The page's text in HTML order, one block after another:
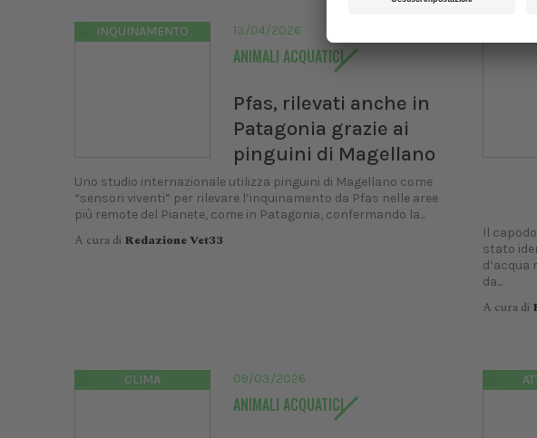
INQUINAMENTO 13/04/2026
ANIMALI ACQUATICI
Pfas, rilevati anche in
Patagonia grazie ai
pinguini di Magellano
Uno studio internazionale utilizza pinguini di Magellano come
“sensori viventi” per rilevare l’inquinamento da Pfas nelle aree
più remote del Pianete, come in Patagonia, confermando la...
A cura di Redazione Vet33
Il
stato
da...
A cura di
CLIMA 09/03/2026
ANIMALI ACQUATICI